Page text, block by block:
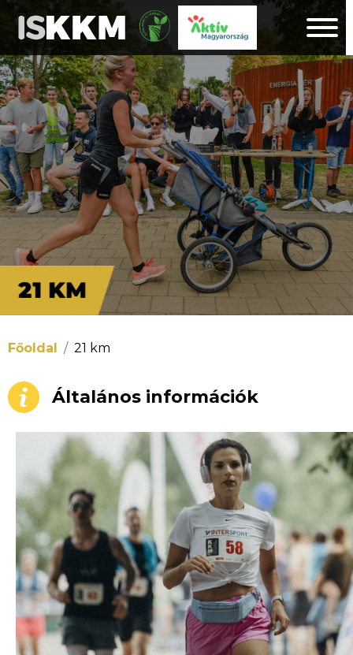
21 KM
Főoldal 21 km
Általános információk